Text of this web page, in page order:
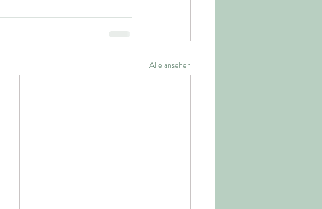
Alle ansehen